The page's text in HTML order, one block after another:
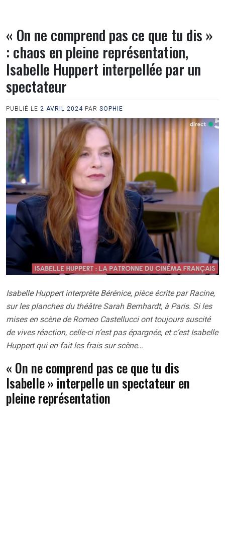
« On ne comprend pas ce que tu dis »
: chaos en pleine représentation,
Isabelle Huppert interpellée par un
spectateur
PUBLIÉ LE 2 AVRIL 2024 PAR SOPHIE
Isabelle Huppert interprète Bérénice, pièce écrite par Racine,
sur les planches du théâtre Sarah Bernhardt, à Paris. Si les
mises en scène de Romeo Castellucci ont toujours suscité
de vives réaction, celle-ci n’est pas épargnée, et c’est Isabelle
Huppert qui en fait les frais sur scène…
« On ne comprend pas ce que tu dis
Isabelle » interpelle un spectateur en
pleine représentation